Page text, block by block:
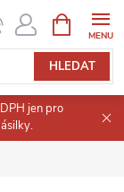
HLEDAT
NÁKUPNÍ
KOŠÍK
jen pro